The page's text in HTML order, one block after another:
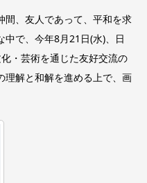
間、友人であって、平和を求
で、今年8月21日(水)、日
・芸術を通じた友好交流の
理解と和解を進める上で、画